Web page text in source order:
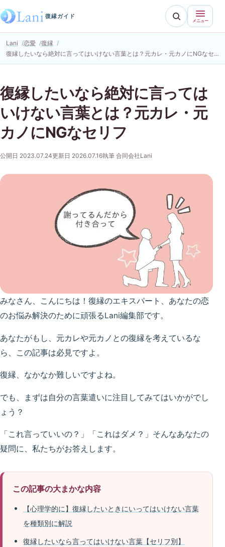
復縁ガイド
メニュー
Lani 恋愛
復縁
復縁したいなら絶対に言ってはいけない言葉とは？元カレ・元カノにNGなセリフ
復縁したいなら絶対に言っては
いけない言葉とは？元カレ・元
カノにNGなセリフ
公開日 2023.07.24更新日 2026.07.16執筆 合同会社Lani
みなさん、こんにちは！復縁のエキスパート、あなたの恋
のお悩み解決のために頑張るLani編集部です。
あなたがもし、元カレや元カノとの復縁を考えているな
ら、この記事は必見ですよ。
復縁、なかなか難しいですよね。
でも、まずは自分の言葉遣いに注目してみてはいかがでし
ょう？
「これ言っていいの？」「これはダメ？」そんなあなたの
疑問に、私たちがお答えします。
この記事の大まかな内容
【心理学的に】復縁したいときにいってはいけない言葉
を種類別に解説
復縁したいなら言ってはいけない言葉【セリフ別】